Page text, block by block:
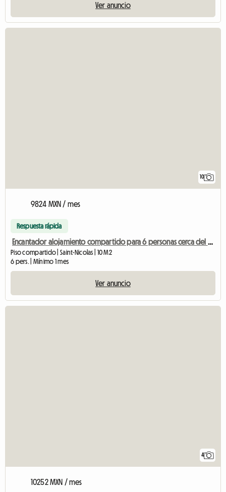
Ver anuncio
10
9824 MXN / mes
Respuesta rápida
Encantador alojamiento compartido para 6 personas cerca del centro de Lieja
Piso compartido | Saint-Nicolas | 10 M2
6 pers. | Mínimo 1 mes
Ver anuncio
4
10252 MXN / mes